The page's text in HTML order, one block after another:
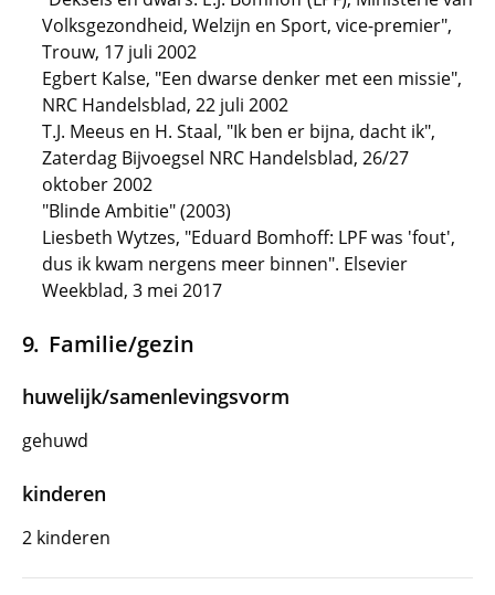
Volksgezondheid, Welzijn en Sport, vice-premier",
Trouw, 17 juli 2002
Egbert Kalse, "Een dwarse denker met een missie",
NRC Handelsblad, 22 juli 2002
T.J. Meeus en H. Staal, "Ik ben er bijna, dacht ik",
Zaterdag Bijvoegsel NRC Handelsblad, 26/27
oktober 2002
"Blinde Ambitie" (2003)
Liesbeth Wytzes, "Eduard Bomhoff: LPF was 'fout',
dus ik kwam nergens meer binnen". Elsevier
Weekblad, 3 mei 2017
Familie/gezin
huwelijk/samenlevingsvorm
gehuwd
kinderen
2 kinderen